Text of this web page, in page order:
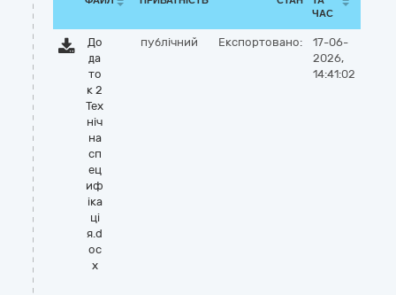
ЧАС
До
да
то
к 2
Тех
ніч
на
сп
ец
иф
іка
ці
я.d
oc
x
публічний Експортовано:
17-06-
2026,
14:41:02